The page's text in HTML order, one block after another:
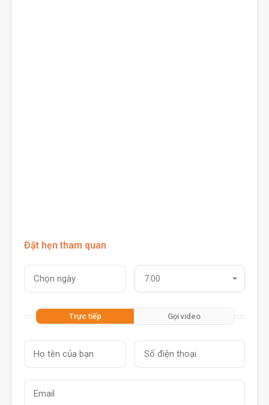
Đặt hẹn tham quan
7:00
Trực tiếp Gọi video